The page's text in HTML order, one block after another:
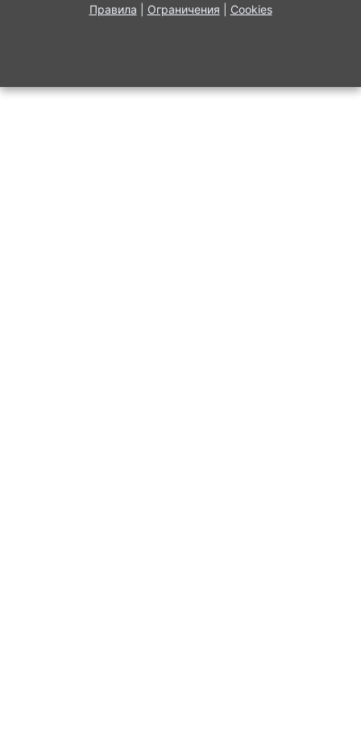
Правила
Ограничения Cookies